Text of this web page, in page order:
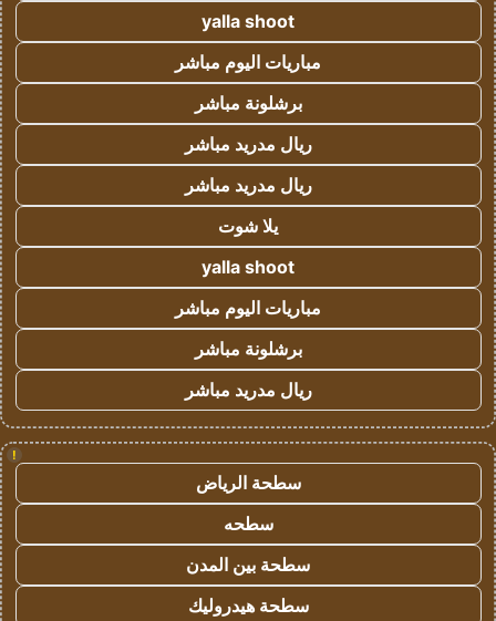
yalla shoot
مباريات اليوم مباشر
برشلونة مباشر
ريال مدريد مباشر
ريال مدريد مباشر
يلا شوت
yalla shoot
مباريات اليوم مباشر
برشلونة مباشر
ريال مدريد مباشر
!
سطحة الرياض
سطحه
سطحة بين المدن
سطحة هيدروليك